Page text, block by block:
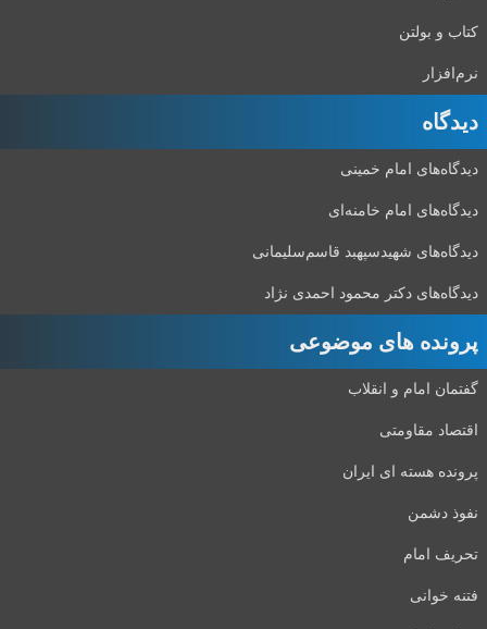
کتاب و بولتن
نرم‌افزار
دیدگاه‌
دیدگاه‌های امام خمینی
دیدگاه‌های امام خامنه‌ای
دیدگاه‌های شهید‌سپهبد قاسم‌سلیمانی
دیدگاه‌های دکتر محمود احمدی نژاد
پرونده های موضوعی
گفتمان امام و انقلاب
اقتصاد مقاومتی
پرونده هسته ای ایران
نفوذ دشمن
تحریف امام
فتنه خوانی